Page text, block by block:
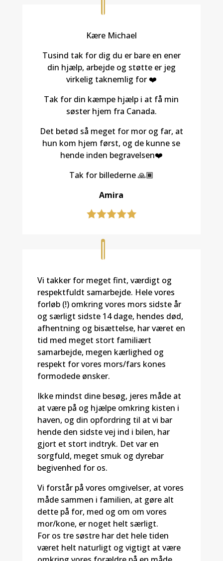
Kære Michael
Tusind tak for dig du er bare en ener
din hjælp, arbejde og støtte er jeg
virkelig taknemlig for ❤️
Tak for din kæmpe hjælp i at få min
søster hjem fra Canada.
Det betød så meget for mor og far, at
hun kom hjem først, og de kunne se
hende inden begravelsen❤️
Tak for billederne 🙏🏾
Amira
Vi takker for meget fint, værdigt og
respektfuldt samarbejde. Hele vores
forløb (!) omkring vores mors sidste år
og særligt sidste 14 dage, hendes død,
afhentning og bisættelse, har været en
tid med meget stort familiært
samarbejde, megen kærlighed og
respekt for vores mors/fars kones
formodede ønsker.
Ikke mindst dine besøg, jeres måde at
at være på og hjælpe omkring kisten i
haven, og din opfordring til at vi bar
hende den sidste vej ind i bilen, har
gjort et stort indtryk. Det var en
sorgfuld, meget smuk og dyrebar
begivenhed for os.
Vi forstår på vores omgivelser, at vores
måde sammen i familien, at gøre alt
dette på for, med og om om vores
mor/kone, er noget helt særligt.
For os tre søstre har det hele tiden
været helt naturligt og vigtigt at være